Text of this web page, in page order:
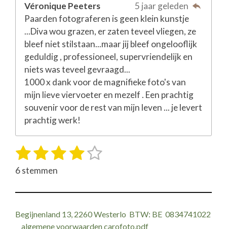
Véronique Peeters
5 jaar geleden
Paarden fotograferen is geen klein kunstje
...Diva wou grazen, er zaten teveel vliegen, ze
bleef niet stilstaan...maar jij bleef ongelooflijk
geduldig , professioneel, supervriendelijk en
niets was teveel gevraagd...
1000 x dank voor de magnifieke foto's van
mijn lieve viervoeter en mezelf . Een prachtig
souvenir voor de rest van mijn leven ... je levert
prachtig werk!
R
a
t
g
1
s
r
2
s
r
3
s
r
4
r
5
r
S
m
n
6 stemmen
Begijnenland 13, 2260 Westerlo BTW: BE 0834741022
algemene voorwaarden carofoto.pdf